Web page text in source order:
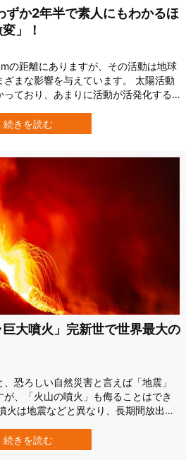
か2年半で素人にもわかるほ
」！
の距離にありますが、その活動は地球
まな影響を与えています。 太陽活動
ており、あまりに活動が活発化する
も熱心に取り組んでいます。そして欧
半で太陽の活動が活発化していること
続きを読む
大噴火」完新世で世界最大の
恐ろしい自然災害と言えば「地震」
、「火山の噴火」も侮ることはでき
火は地震などと異なり、長期間放出さ
年前に生じた「鬼界カルデラ」の巨
南九州の縄文文明に壊滅的な影響を与
続きを読む